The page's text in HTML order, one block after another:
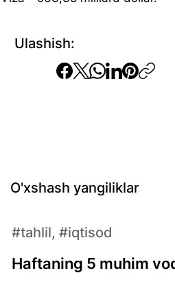
Ulashish:
O'xshash yangiliklar
Haftaning 5 muhim
#tahlil, #iqtisod